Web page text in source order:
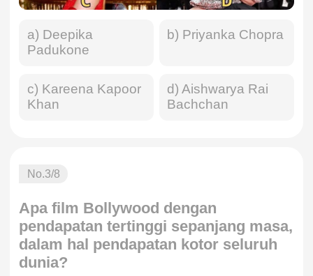
a) Deepika
Padukone
b) Priyanka Chopra
c) Kareena Kapoor
Khan
d) Aishwarya Rai
Bachchan
No.3/8
Apa film Bollywood dengan
pendapatan tertinggi sepanjang masa,
dalam hal pendapatan kotor seluruh
dunia?